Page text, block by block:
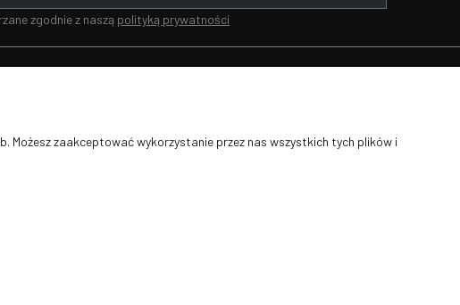
zgodnie z naszą polityką prywatności
Serwis rowerowy
zaakceptować wykorzystanie przez nas wszystkich tych plików i